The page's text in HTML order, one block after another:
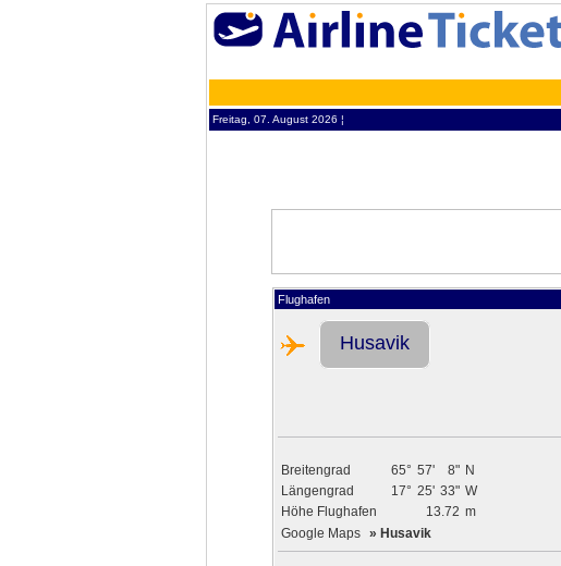
Freitag, 07. August 2026 ¦
Flughafen
Husavik
Breitengrad 65° 57' 8" N
Längengrad
17° 25' 33" W
Höhe Flughafen
13.72 m
Google Maps » Husavik